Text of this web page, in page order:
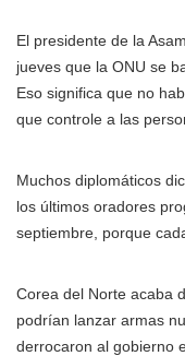
El presidente de la
jueves que la ONU se
Eso significa que no
que controle a las
Muchos diplomáticos
los últimos oradores
septiembre, porque
Corea del Norte acaba
podrían lanzar armas
derrocaron al gobierno